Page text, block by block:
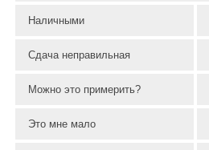
Наличными
Сдача неправильная
Можно это примерить?
Это мне мало